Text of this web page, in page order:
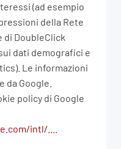
(ad esempio
della Rete
di DoubleClick
dati demografici e
Le informazioni
Google.
policy di Google
intl/...